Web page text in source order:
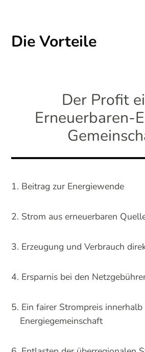
Die Vorteile
Der Profit
Erneuerbaren-
Beitrag zur Energiewende
Strom aus erneuerbaren
Erzeugung und Verbrauch
Ersparnis bei den
Ein fairer Strompreis innerhalb
Energiegemeinschaft